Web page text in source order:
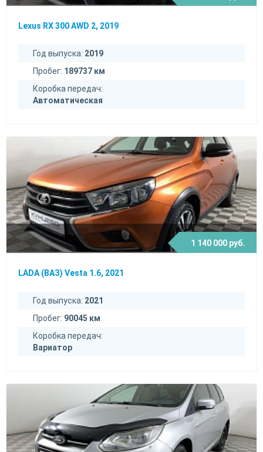
Lexus RX 300 AWD 2, 2019
Год выпуска: 2019
Пробег: 189737 км
Коробка передач:
Автоматическая
1 140 000 руб.
LADA (ВАЗ) Vesta 1.6, 2021
Год выпуска: 2021
Пробег: 90045 км
Коробка передач:
Вариатор